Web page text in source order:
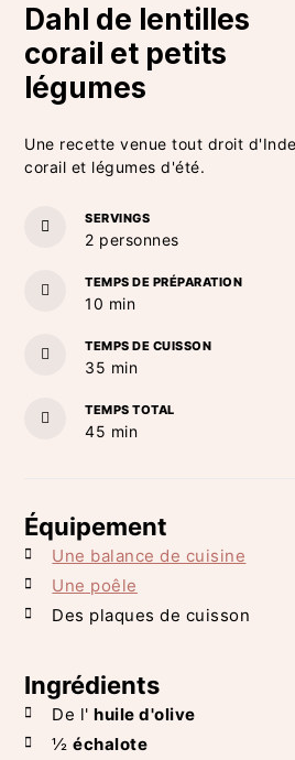
Dahl de lentilles
corail et petits
légumes
Une recette venue tout droit
corail et légumes d'été.
SERVINGS
2 personnes
TEMPS DE PRÉPARATION
10 minutes
min
TEMPS DE CUISSON
35 minutes
min
TEMPS TOTAL
45 minutes
min
Équipement
Une balance de cuisine
Une poêle
Des plaques de cuisson
Ingrédients
De l' huile d'olive
½ échalote